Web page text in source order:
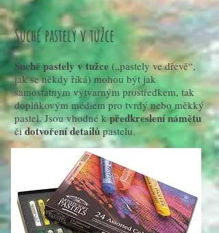
Suché pastely v tužce
Suché pastely v tužce („pastely ve dřevě“,
jak se někdy říká) mohou být jak
samostatným výtvarným prostředkem, tak
doplňkovým médiem pro tvrdý nebo měkký
pastel. Jsou vhodné kpředkreslení námětu
čidotvoření detailůpastelu.